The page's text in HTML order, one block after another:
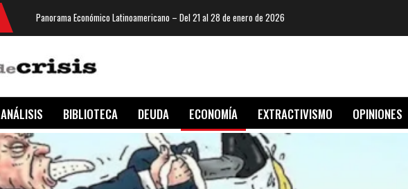
Panorama Económico Latinoamericano – Del 21 al 28 de enero de 2026
ANÁLISIS BIBLIOTECA DEUDA ECONOMÍA EXTRACTIVISMO OPINIONES